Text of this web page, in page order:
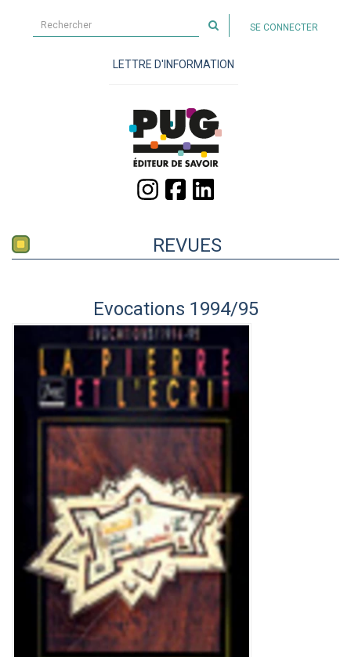
sur
site
SE CONNECTER
LETTRE D'INFORMATION
REVUES
Evocations 1994/95